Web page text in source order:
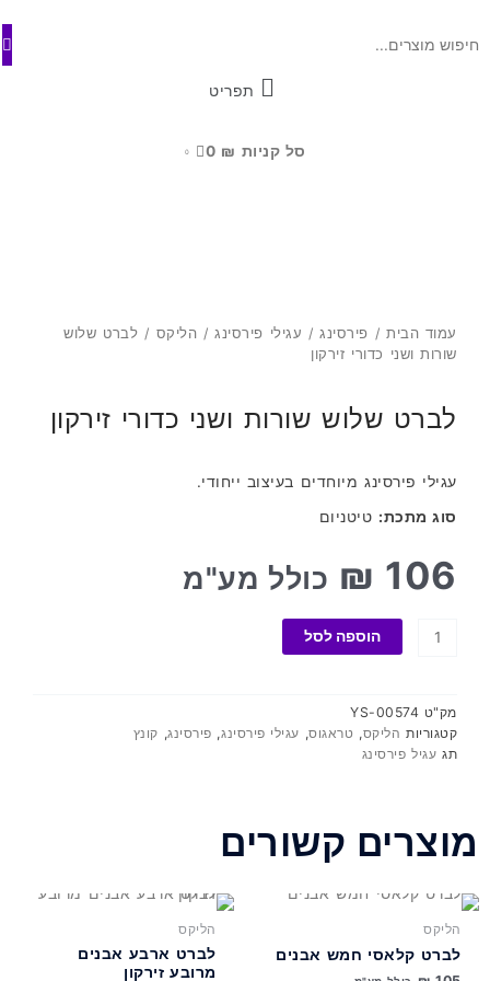
תפריט
סל קניות ₪
0
עמוד הבית/ פירסינג/ עגילי פירסינג/ הליקס / לברט שלוש
שורות ושני כדורי זירקון
לברט שלוש שורות ושני כדורי זירקון
עגילי פירסינג מיוחדים בעיצוב ייחודי.
סוג מתכת: טיטניום
₪ 106 כולל מע"מ
של
שורות
ושני
כדורי
הוספה לסל
מק"ט YS-00574
קטגוריות הליקס, טראגוס, עגילי פירסינג, פירסינג, קונץ
תג עגיל פירסינג
מוצרים קשורים
הליקס
לברט קלאסי חמש אבנים
למוצר
זה
מספר
הליקס
לברט ארבע אבנים
מרובע זירקון
למוצר
זה
יש
מספר